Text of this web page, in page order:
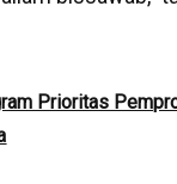
Prioritas